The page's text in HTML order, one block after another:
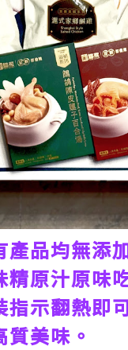
產品均無添
精原汁原味
指示翻熱即
美味。